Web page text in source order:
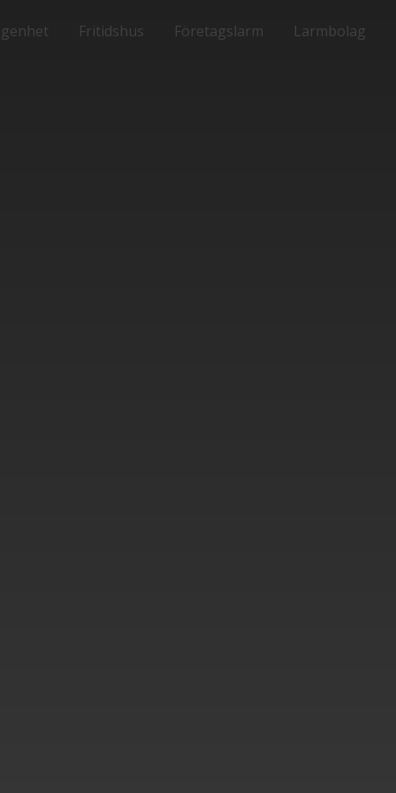
Fritidshus Företagslarm Larmbolag